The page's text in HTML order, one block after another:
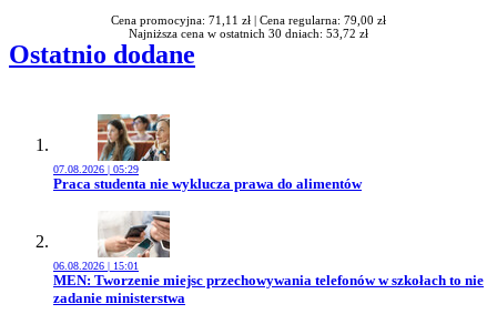
Cena promocyjna: 71,11 zł | Cena regularna: 79,00 zł
Najniższa cena w ostatnich 30 dniach: 53,72 zł
Ostatnio dodane
07.08.2026 | 05:29
Przejdź do artykułu:
Praca studenta nie wyklucza prawa do alimentów
06.08.2026 | 15:01
Przejdź do artykułu:
MEN: Tworzenie miejsc przechowywania telefonów w szkołach to nie
zadanie ministerstwa